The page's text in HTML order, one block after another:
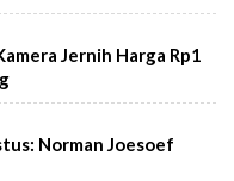
Jernih Harga Rp1
Norman Joesoef